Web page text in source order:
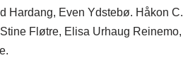
Hardang, Even Ydstebø. Håkon C.
Fløtre, Elisa Urhaug Reinemo,